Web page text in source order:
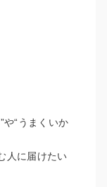
や“うまくいか
人に届けたい